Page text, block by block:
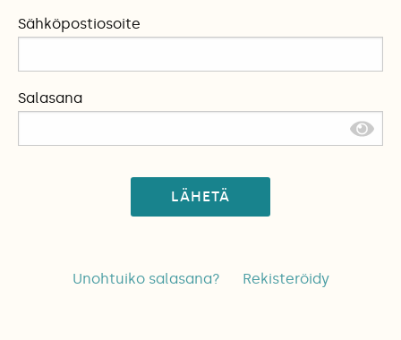
Sähköpostiosoite
Salasana
LÄHETÄ
Unohtuiko salasana? Rekisteröidy